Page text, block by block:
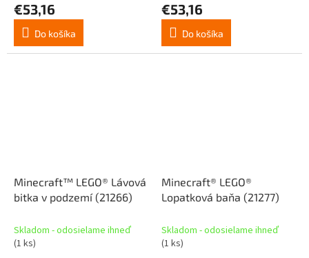
€53,16
Do košíka
€53,16
Do košíka
Minecraft™ LEGO® Lávová
bitka v podzemí (21266)
Skladom - odosielame ihneď
(1 ks)
Minecraft® LEGO®
Lopatková baňa (21277)
Skladom - odosielame ihneď
(1 ks)